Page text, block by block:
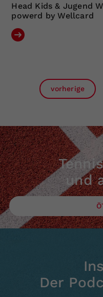
Head Kids & Jugend
powerd by Wellcard
vorherige
und
Der